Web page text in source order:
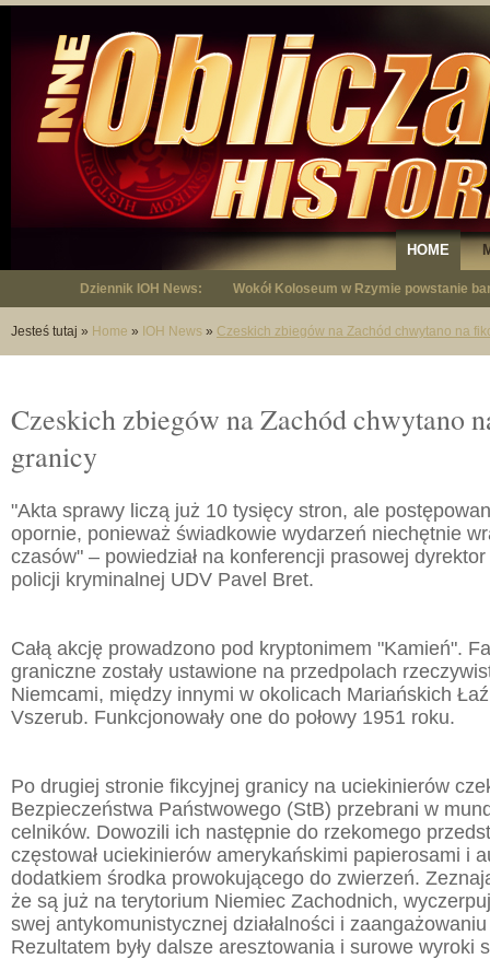
HOME
Dziennik IOH News: Wokół Koloseum w Rzymie powstanie
"Niepodległy - opowieść o Januszu
Jesteś tutaj » Home » IOH News » Czeskich zbiegów na Zachód chwytano na
Czeskich zbiegów na Zachód chwytano
granicy
"Akta sprawy liczą już 10 tysięcy stron, ale
opornie, ponieważ świadkowie wydarzeń niechętnie
czasów" – powiedział na konferencji prasowej
policji kryminalnej UDV Pavel Bret.
Całą akcję prowadzono pod kryptonimem "Kamień".
graniczne zostały ustawione na przedpolach
Niemcami, między innymi w okolicach Mariańskich
Vszerub. Funkcjonowały one do połowy 1951 roku.
Po drugiej stronie fikcyjnej granicy na uciekinierów
Bezpieczeństwa Państwowego (StB) przebrani w
celników. Dowozili ich następnie do rzekomego
częstował uciekinierów amerykańskimi papierosami i
dodatkiem środka prowokującego do zwierzeń.
że są już na terytorium Niemiec Zachodnich,
swej antykomunistycznej działalności i
Rezultatem były dalsze aresztowania i surowe wyroki